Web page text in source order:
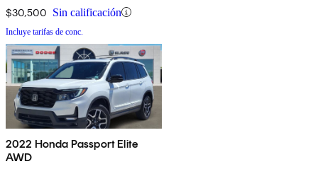
$30,500 Sin calificación
Incluye tarifas de conc.
2022 Honda Passport Elite
AWD